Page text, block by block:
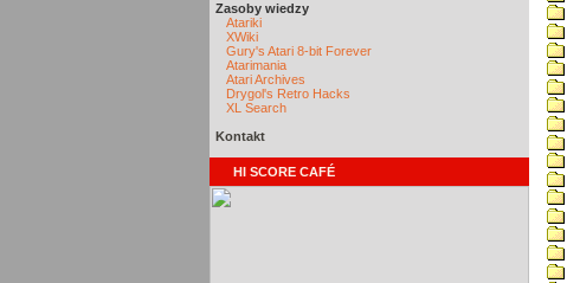
Zasoby wiedzy
Atariki
XWiki
Gury's Atari 8-bit Forever
Atarimania
Atari Archives
Drygol's Retro Hacks
XL Search
Kontakt
HI SCORE CAFÉ